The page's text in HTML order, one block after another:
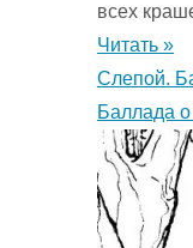
всех
Читать »
Слепой.
Баллада